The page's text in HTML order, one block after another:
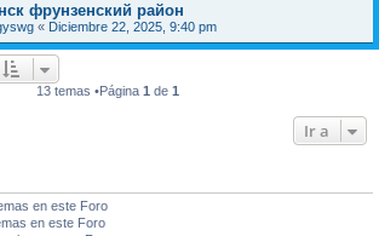
фрунзенский район
« Diciembre 22, 2025, 9:40 pm
13 temas •Página 1 de 1
Ir a
en este Foro
en este Foro